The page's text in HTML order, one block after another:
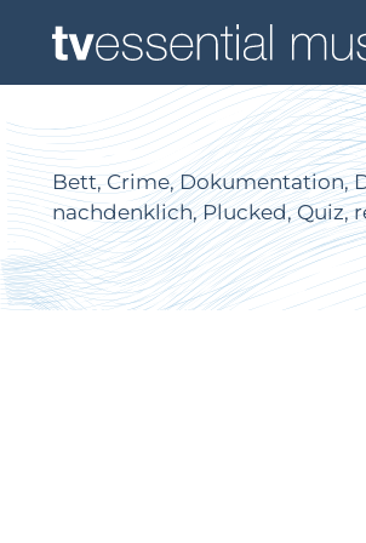
Bett, Crime, Dokumentation,
nachdenklich, Plucked, Quiz,